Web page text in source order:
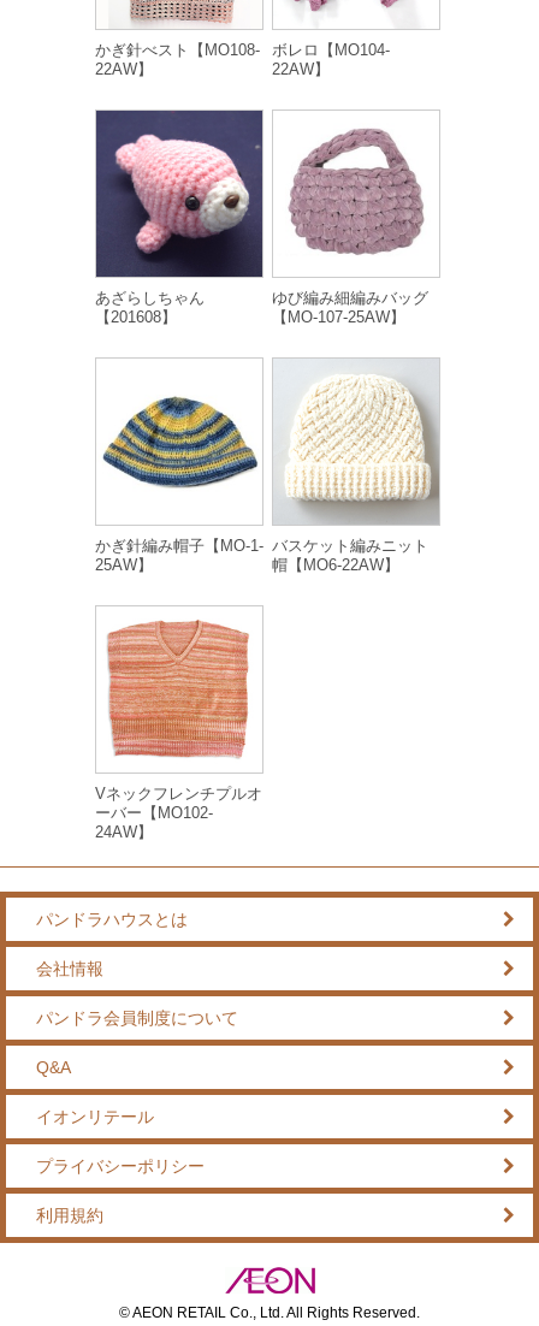
かぎ針べスト【MO108-
22AW】
ボレロ【MO104-
22AW】
あざらしちゃん
【201608】
ゆび編み細編みバッグ
【MO-107-25AW】
かぎ針編み帽子【MO-1-
25AW】
バスケット編みニット
帽【MO6-22AW】
Vネックフレンチプルオ
ーバー【MO102-
24AW】
パンドラハウスとは
会社情報
パンドラ会員制度について
Q&A
イオンリテール
プライバシーポリシー
利用規約
© AEON RETAIL Co., Ltd. All Rights Reserved.